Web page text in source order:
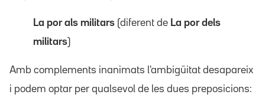
La por als militars (diferent de La por dels
militars)
Amb complements inanimats l'ambigüitat desapareix
i podem optar per qualsevol de les dues preposicions: